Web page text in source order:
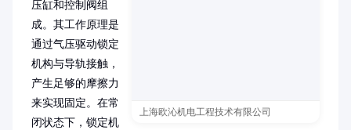
上海欧沁机电工程技术有限公司
压缸和控制阀组
成。其工作原理是
通过气压驱动锁定
机构与导轨接触，
产生足够的摩擦力
来实现固定。在常
闭状态下，锁定机